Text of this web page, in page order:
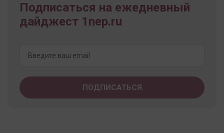
Подписаться на ежедневный
дайджест 1nep.ru